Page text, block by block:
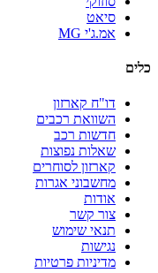
סיאט
אמ.ג'י MG
כלים
דו"ח קארזון
השוואת רכבים
חדשות רכב
שאלות נפוצות
קארזון לסוחרים
מחשבוני אגרות
אודות
צור קשר
תנאי שימוש
נגישות
מדיניות פרטיות